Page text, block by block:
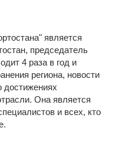
является
председатель
4 раза в год и
региона, новости
достижениях
Она является
и всех, кто